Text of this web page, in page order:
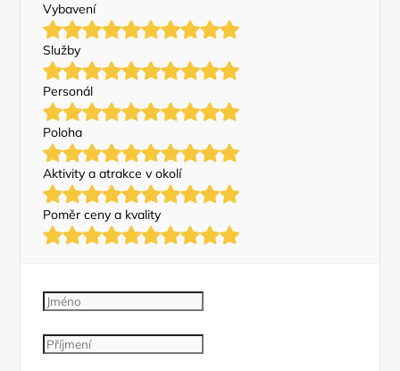
Vybavení
Služby
Personál
Poloha
Aktivity a atrakce v okolí
Poměr ceny a kvality